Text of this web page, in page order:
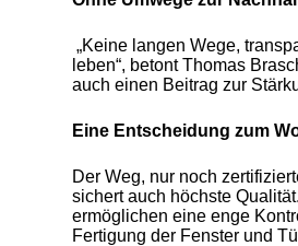
„Keine langen Wege,
leben“, betont Thomas
auch einen Beitrag zur
Eine Entscheidung zum
Der Weg, nur noch
sichert auch höchste
ermöglichen eine enge
Fertigung der Fenster und